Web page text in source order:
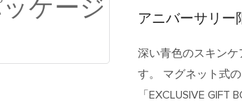
アニバーサリー
深い青色のスキンケ
す。 マグネット式
「EXCLUSIVE